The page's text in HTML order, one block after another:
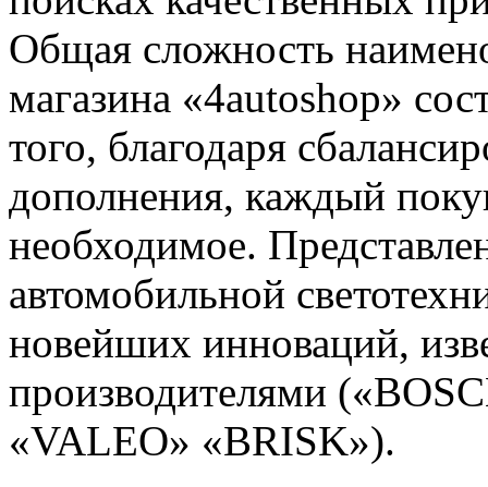
Общая сложность
магазина «4autoshop»
того, благодаря
дополнения, каждый
необходимое.
автомобильной
новейших инноваций,
производителями
«VALEO» «BRISK»).